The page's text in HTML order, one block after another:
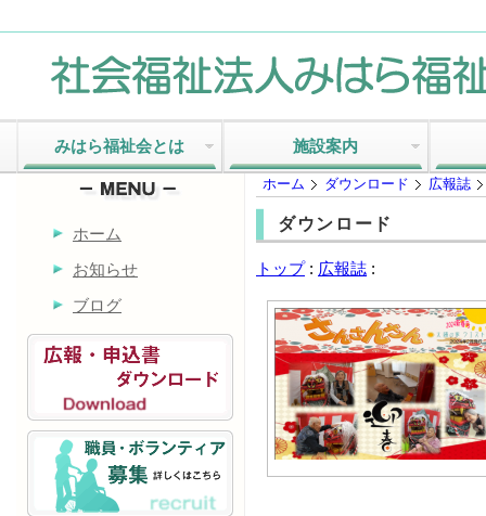
みはら福祉会とは 施設案内
ホーム
お知らせ
ブログ
ホーム ダウンロード 広報誌
ダウンロード
トップ: 広報誌 :